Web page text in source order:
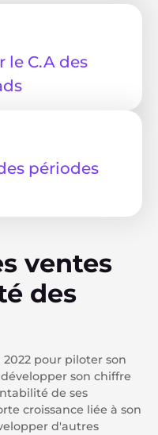
C.A des
périodes
ventes
des
pour piloter son
son chiffre
de ses
croissance liée à son
d'autres